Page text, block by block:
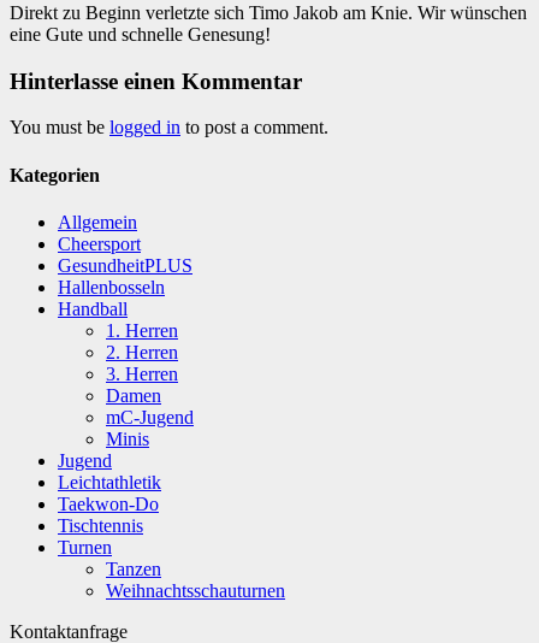
Direkt zu Beginn verletzte sich Timo Jakob am Knie. Wir wünschen
eine Gute und schnelle Genesung!
Hinterlasse einen Kommentar
You must be logged in to post a comment.
Kategorien
Allgemein
Cheersport
GesundheitPLUS
Hallenbosseln
Handball
1. Herren
2. Herren
3. Herren
Damen
mC-Jugend
Minis
Jugend
Leichtathletik
Taekwon-Do
Tischtennis
Turnen
Tanzen
Weihnachtsschauturnen
Kontaktanfrage